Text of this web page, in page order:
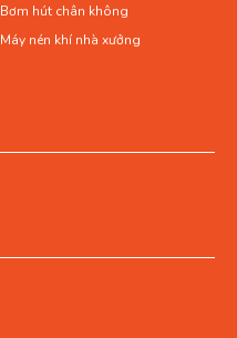
Bơm hút chân không
Máy nén khí nhà xưởng